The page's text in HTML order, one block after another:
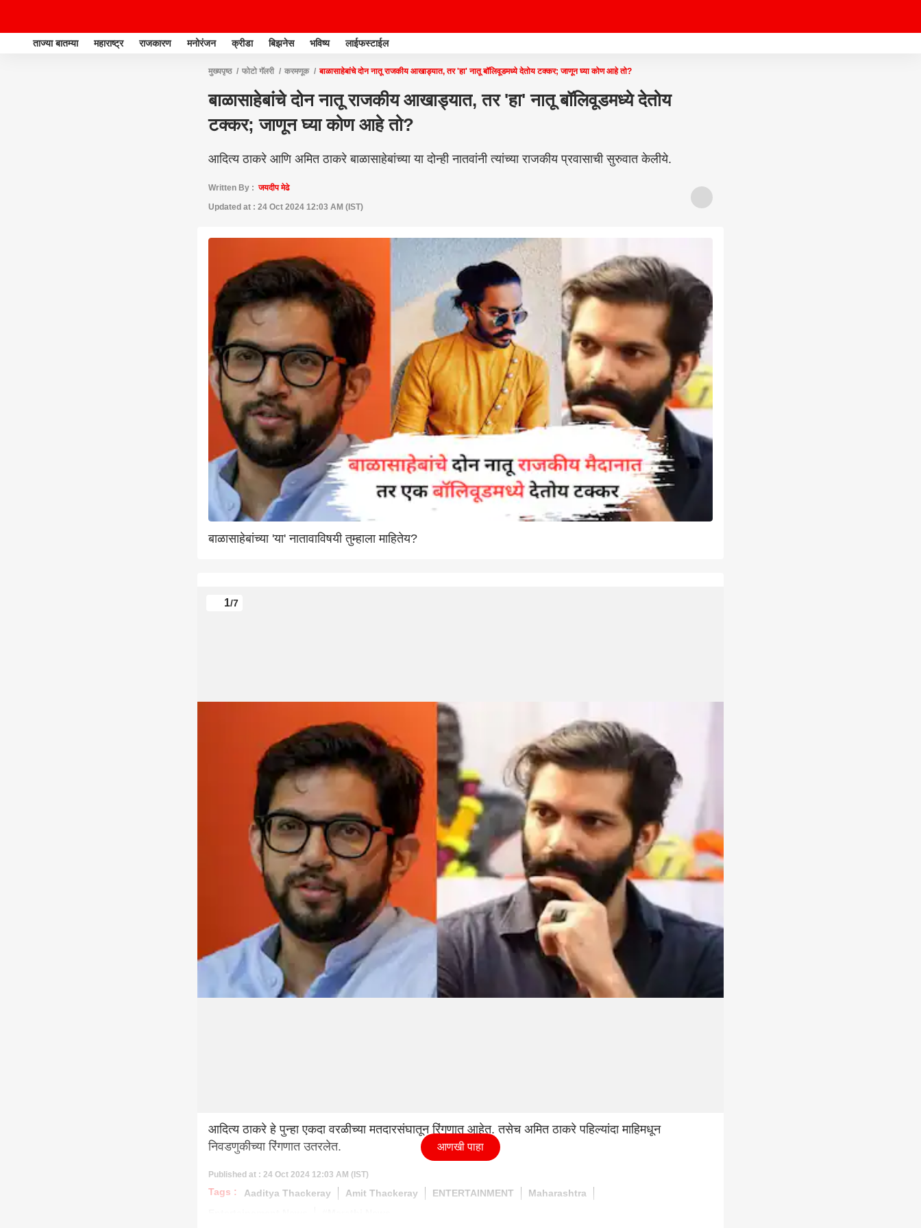
ताज्या बातम्या महाराष्ट्र राजकारण मनोरंजन क्रीडा बिझनेस भविष्य लाईफस्टाईल
मुख्यपृष्ठ फोटो गॅलरी करमणूक बाळासाहेबांचे दोन नातू राजकीय आखाड्यात, तर 'हा' नातू बॉलिवूडमध्ये देतोय टक्कर; जाणून घ्या कोण आहे तो?
बाळासाहेबांचे दोन नातू राजकीय आखाड्यात, तर 'हा' नातू बॉलिवूडमध्ये देतोय
टक्कर; जाणून घ्या कोण आहे तो?
आदित्य ठाकरे आणि अमित ठाकरे बाळासाहेबांच्या या दोन्ही नातवांनी त्यांच्या राजकीय प्रवासाची सुरुवात केलीये.
Written By :जयदीप मेढे
Updated at : 24 Oct 2024 12:03 AM (IST)
बाळासाहेबांच्या 'या' नातावाविषयी तुम्हाला माहितेय?
1/7
आदित्य ठाकरे हे पुन्हा एकदा वरळीच्या मतदारसंघातून रिंगणात आहेत. तसेच अमित ठाकरे पहिल्यांदा माहिमधून
निवडणुकीच्या रिंगणात उतरलेत.
Published at : 24 Oct 2024 12:03 AM (IST)
Tags : Aaditya Thackeray Amit Thackeray ENTERTAINMENT
Maharashtra
आणखी पाहा